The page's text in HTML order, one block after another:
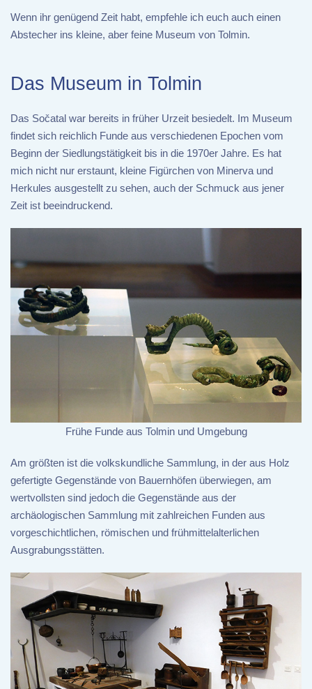
Wenn ihr genügend Zeit habt, empfehle ich euch auch einen
Abstecher ins kleine, aber feine Museum von Tolmin.
Das Museum in Tolmin
Das Sočatal war bereits in früher Urzeit besiedelt. Im Museum
findet sich reichlich Funde aus verschiedenen Epochen vom
Beginn der Siedlungstätigkeit bis in die 1970er Jahre. Es hat
mich nicht nur erstaunt, kleine Figürchen von Minerva und
Herkules ausgestellt zu sehen, auch der Schmuck aus jener
Zeit ist beeindruckend.
Frühe Funde aus Tolmin und Umgebung
Am größten ist die volkskundliche Sammlung, in der aus Holz
gefertigte Gegenstände von Bauernhöfen überwiegen, am
wertvollsten sind jedoch die Gegenstände aus der
archäologischen Sammlung mit zahlreichen Funden aus
vorgeschichtlichen, römischen und frühmittelalterlichen
Ausgrabungsstätten.